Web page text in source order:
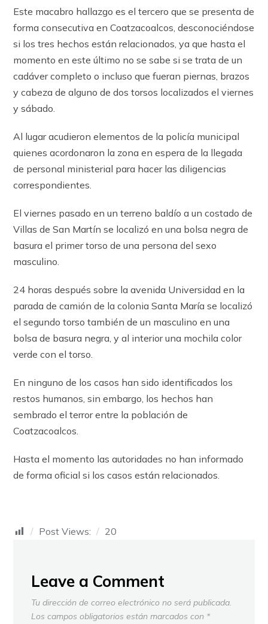
Este macabro hallazgo es el tercero que se presenta de
forma consecutiva en Coatzacoalcos, desconociéndose
si los tres hechos están relacionados, ya que hasta el
momento en este último no se sabe si se trata de un
cadáver completo o incluso que fueran piernas, brazos
y cabeza de alguno de dos torsos localizados el viernes
y sábado.
Al lugar acudieron elementos de la policía municipal
quienes acordonaron la zona en espera de la llegada
de personal ministerial para hacer las diligencias
correspondientes.
El viernes pasado en un terreno baldío a un costado de
Villas de San Martín se localizó en una bolsa negra de
basura el primer torso de una persona del sexo
masculino.
24 horas después sobre la avenida Universidad en la
parada de camión de la colonia Santa María se localizó
el segundo torso también de un masculino en una
bolsa de basura negra, y al interior una mochila color
verde con el torso.
En ninguno de los casos han sido identificados los
restos humanos, sin embargo, los hechos han
sembrado el terror entre la población de
Coatzacoalcos.
Hasta el momento las autoridades no han informado
de forma oficial si los casos están relacionados.
Post Views: 20
Leave a Comment
Tu dirección de correo electrónico no será publicada.
Los campos obligatorios están marcados con *